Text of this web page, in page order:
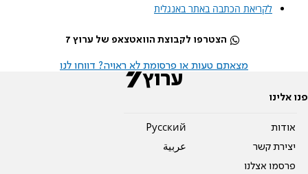
לקריאת הכתבה באתר באנגלית
הצטרפו לקבוצת הוואטצאפ של ערוץ 7
מצאתם טעות או פרסומת לא ראויה? דווחו לנו
פנו אלינו
אודות
יצירת קשר
פרסמו אצלנו
Pусский
عربية